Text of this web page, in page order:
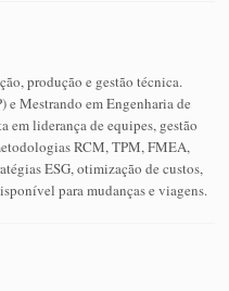
produção e gestão técnica.
Mestrando em Engenharia de
liderança de equipes, gestão
RCM, TPM, FMEA,
ESG, otimização de custos,
para mudanças e viagens.